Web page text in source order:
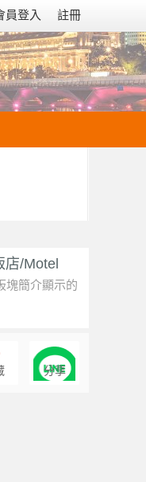
員登入 註冊
店/Motel
塊簡介顯示的
分享